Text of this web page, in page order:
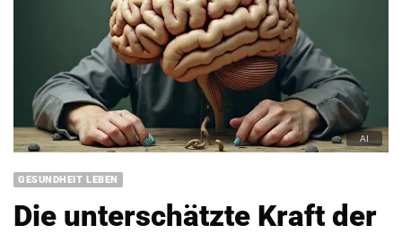
GESUNDHEIT LEBEN
Die unterschätzte Kraft der